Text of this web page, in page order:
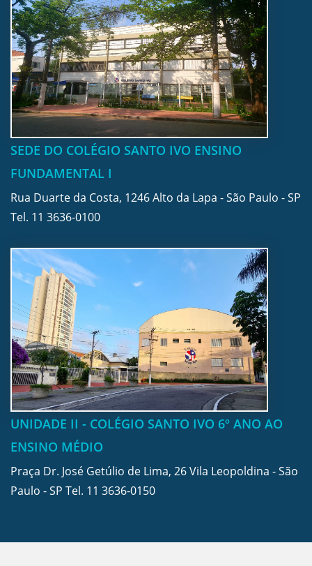
SEDE DO COLÉGIO SANTO IVO ENSINO
FUNDAMENTAL I
Rua Duarte da Costa, 1246 Alto da Lapa - São Paulo - SP
Tel. 11 3636-0100
UNIDADE II - COLÉGIO SANTO IVO 6º ANO AO
ENSINO MÉDIO
Praça Dr. José Getúlio de Lima, 26 Vila Leopoldina - São
Paulo - SP Tel. 11 3636-0150